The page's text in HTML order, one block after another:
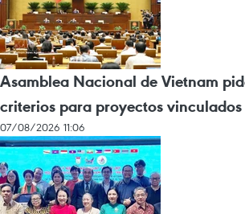
Asamblea Nacional de Vietnam
criterios para proyectos vinculados
07/08/2026 11:06